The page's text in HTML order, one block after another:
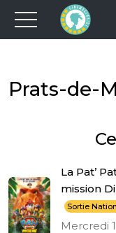
Prats-de-
La Pat’
mission
Sortie
Mercredi